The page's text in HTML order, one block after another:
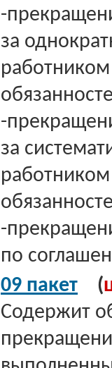
-
за
-
за
-
по
09 пакет
(
Содержит